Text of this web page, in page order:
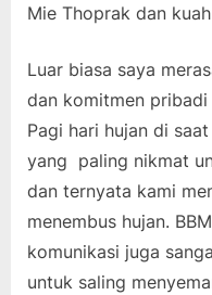
Mie Thoprak dan
Luar biasa saya
dan komitmen pribadi
Pagi hari hujan di
yang paling nikmat
dan ternyata kami
menembus hujan.
komunikasi juga
untuk saling